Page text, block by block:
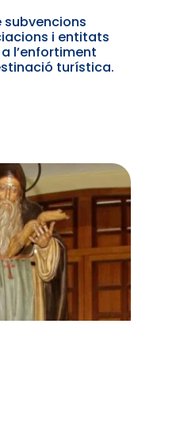
i entitats
l’enfortiment
turística.